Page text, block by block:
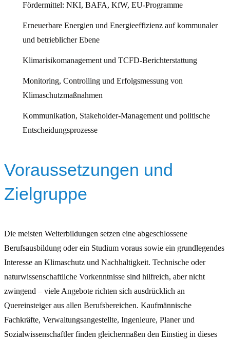
Fördermittel: NKI, BAFA, KfW, EU-Programme
Erneuerbare Energien und Energieeffizienz auf kommunaler
und betrieblicher Ebene
Klimarisikomanagement und TCFD-Berichterstattung
Monitoring, Controlling und Erfolgsmessung von
Klimaschutzmaßnahmen
Kommunikation, Stakeholder-Management und politische
Entscheidungsprozesse
Voraussetzungen und
Zielgruppe
Die meisten Weiterbildungen setzen eine abgeschlossene
Berufsausbildung oder ein Studium voraus sowie ein grundlegendes
Interesse an Klimaschutz und Nachhaltigkeit. Technische oder
naturwissenschaftliche Vorkenntnisse sind hilfreich, aber nicht
zwingend – viele Angebote richten sich ausdrücklich an
Quereinsteiger aus allen Berufsbereichen. Kaufmännische
Fachkräfte, Verwaltungsangestellte, Ingenieure, Planer und
Sozialwissenschaftler finden gleichermaßen den Einstieg in dieses